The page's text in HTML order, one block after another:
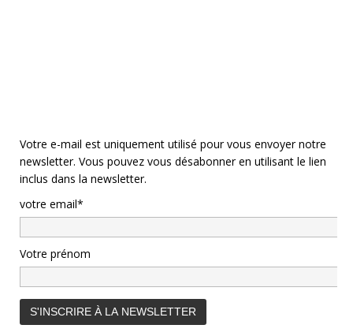
Votre e-mail est uniquement utilisé pour vous envoyer notre
newsletter. Vous pouvez vous désabonner en utilisant le lien
inclus dans la newsletter.
votre email*
Votre prénom